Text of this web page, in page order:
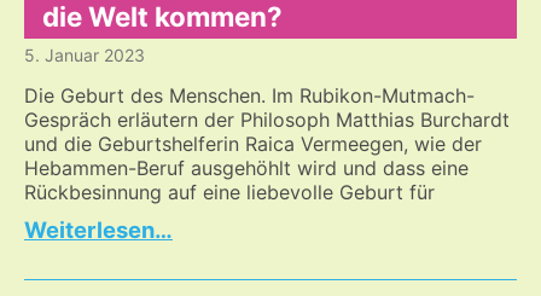
die Welt kommen?
5. Januar 2023
Die Geburt des Menschen. Im Rubikon-Mutmach-
Gespräch erläutern der Philosoph Matthias Burchardt
und die Geburtshelferin Raica Vermeegen, wie der
Hebammen-Beruf ausgehöhlt wird und dass eine
Rückbesinnung auf eine liebevolle Geburt für
…
Bedeutung